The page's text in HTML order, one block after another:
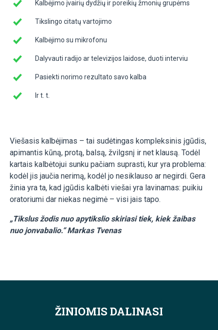
Kalbėjimo įvairių dydžių ir poreikių žmonių grupėms
Tikslingo citatų vartojimo
Kalbėjimo su mikrofonu
Dalyvauti radijo ar televizijos laidose, duoti interviu
Pasiekti norimo rezultato savo kalba
Ir t. t.
Viešasis kalbėjimas – tai sudėtingas kompleksinis įgūdis,
apimantis kūną, protą, balsą, žvilgsnį ir net klausą. Todėl
kartais kalbėtojui sunku pačiam suprasti, kur yra problema:
kodėl jis jaučia nerimą, kodėl jo nesiklauso ar negirdi. Gera
žinia yra ta, kad įgūdis kalbėti viešai yra lavinamas: puikiu
oratoriumi dar niekas negimė – visi jais tapo.
„Tikslus žodis nuo apytikslio skiriasi tiek, kiek žaibas
nuo jonvabalio.“ Markas Tvenas
ŽINIOMIS DALINASI